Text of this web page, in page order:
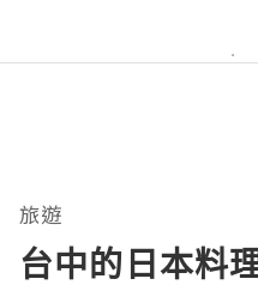
旅遊
台中的日本料